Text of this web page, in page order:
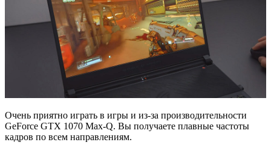
Очень приятно играть в игры и из-за производительности
GeForce GTX 1070 Max-Q. Вы получаете плавные частоты
кадров по всем направлениям.